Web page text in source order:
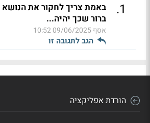
1
.
באמת צריך לחקור את הנושא
ברור שכך יהיה...
אסף09/06/2025 10:52
הגב לתגובה זו
הורדת אפליקציה